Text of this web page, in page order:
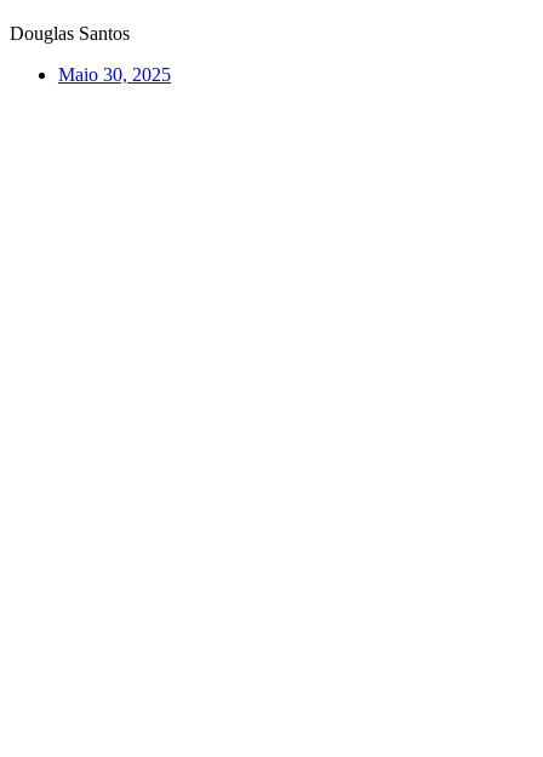
Douglas Santos
Maio 30, 2025